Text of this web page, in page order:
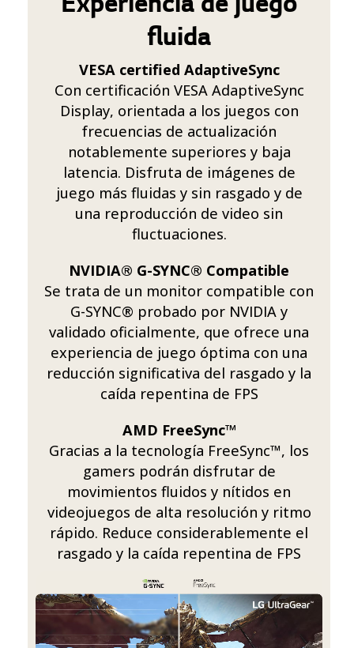
fluida
VESA certified AdaptiveSync
Con certificación VESA AdaptiveSync
Display, orientada a los juegos con
frecuencias de actualización
notablemente superiores y baja
latencia. Disfruta de imágenes de
juego más fluidas y sin rasgado y de
una reproducción de video sin
fluctuaciones.
NVIDIA® G-SYNC® Compatible
Se trata de un monitor compatible con
G-SYNC® probado por NVIDIA y
validado oficialmente, que ofrece una
experiencia de juego óptima con una
reducción significativa del rasgado y la
caída repentina de FPS
AMD FreeSync™
Gracias a la tecnología FreeSync™, los
gamers podrán disfrutar de
movimientos fluidos y nítidos en
videojuegos de alta resolución y ritmo
rápido. Reduce considerablemente el
rasgado y la caída repentina de FPS